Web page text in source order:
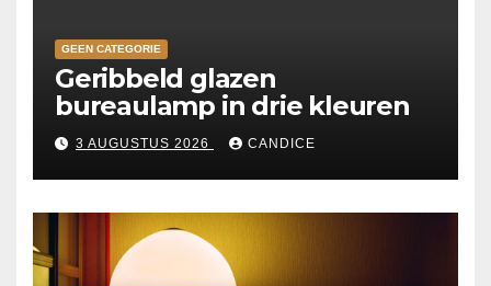
GEEN CATEGORIE
Geribbeld glazen
bureaulamp in drie kleuren
3 AUGUSTUS 2026 CANDICE